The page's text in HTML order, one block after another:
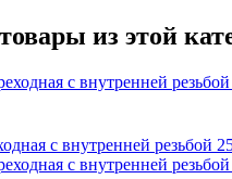
из этой
с внутренней резьбой